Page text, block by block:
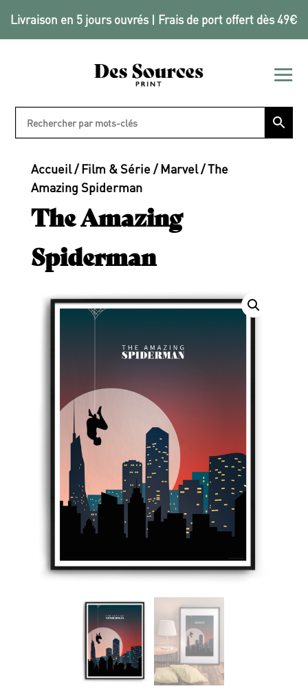
Livraison en 5 jours ouvrés | Frais de port offert dès 49€
Accueil/Film & Série/Marvel/ The
Amazing Spiderman
The Amazing
Spiderman